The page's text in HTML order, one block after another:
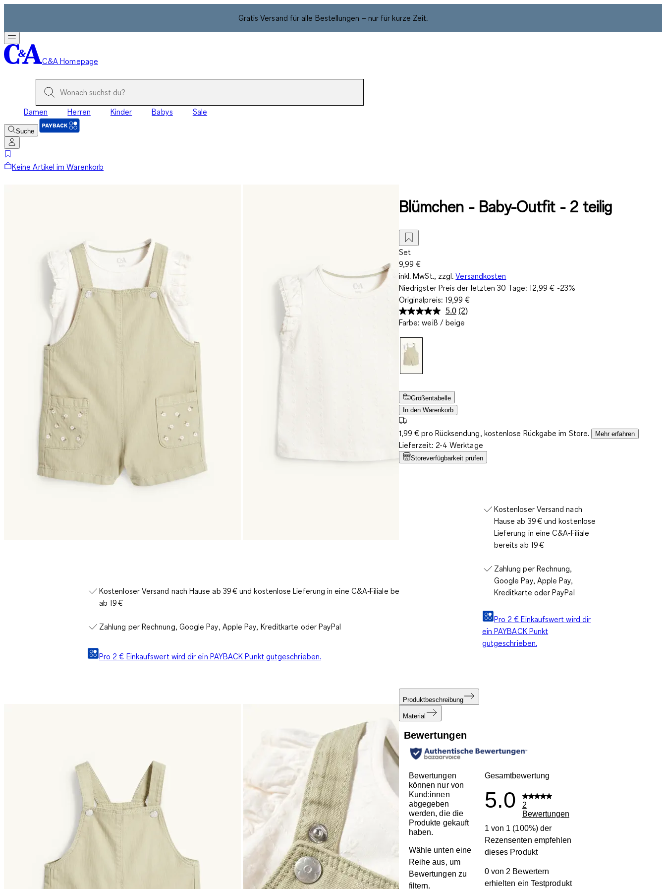
Gratis Versand für alle Bestellungen – nur für kurze Zeit.
C&A Homepage
Damen Herren Kinder Babys Sale
Suche
Keine Artikel im Warenkorb
Kostenloser Versand nach Hause ab 39 € und kostenlose Lieferung in eine C&A‑Filiale bereits
ab 19 €
Zahlung per Rechnung, Google Pay, Apple Pay, Kreditkarte oder PayPal
Pro 2 € Einkaufswert wird dir ein PAYBACK Punkt gutgeschrieben.
Blümchen - Baby-Outfit - 2 teilig
Set
9,99 €
inkl. MwSt., zzgl. Versandkosten
Niedrigster Preis der letzten 30 Tage: 12,99 € -23%
Originalpreis: 19,99 €
5.0 2
Bewertungen
(2)
Farbe: weiß / beige
Größentabelle
In den Warenkorb
1,99 € pro Rücksendung, kostenlose Rückgabe im Store. Mehr erfahren
Lieferzeit: 2-4 Werktage
Storeverfügbarkeit prüfen
Kostenloser Versand nach
Hause ab 39 € und kostenlose
Lieferung in eine C&A‑Filiale
bereits ab 19 €
Zahlung per Rechnung,
Google Pay, Apple Pay,
Kreditkarte oder PayPal
Pro 2 € Einkaufswert wird dir
ein PAYBACK Punkt
gutgeschrieben.
Produktbeschreibung
Material
Bewertungen
Bewertungen
können nur von
Kund:innen
abgegeben
werden, die die
Produkte gekauft
haben.
Wähle unten eine
Reihe aus, um
Bewertungen zu
filtern.
Gesamtbewertung
5.0
2
Bewertungen
1 von 1 (100%) der
Rezensenten empfehlen
dieses Produkt
0 von 2 Bewertern
erhielten ein Testprodukt